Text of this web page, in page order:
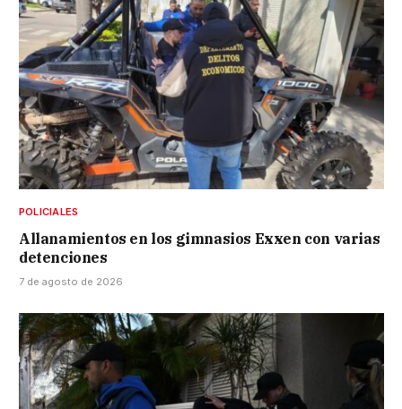
POLICIALES
Allanamientos en los gimnasios Exxen con varias
detenciones
7 de agosto de 2026